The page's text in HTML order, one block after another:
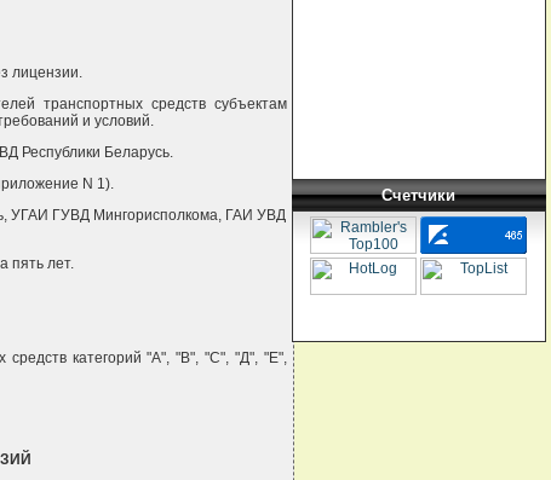
лицензии.
транспортных средств субъектам
и условий.
Республики Беларусь.
N 1).
УГАИ ГУВД Мингорисполкома, ГАИ УВД
пять лет.
средств категорий "А", "В", "С", "Д", "Е",
Счетчики